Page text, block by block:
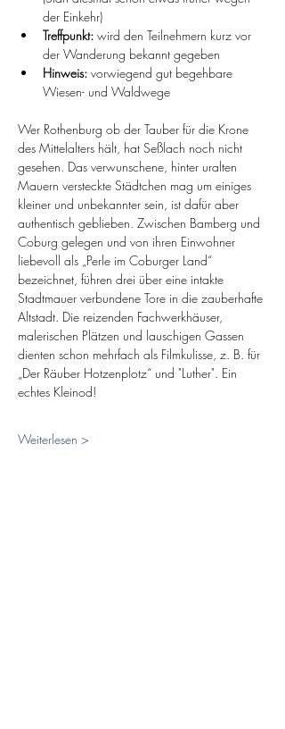
der Einkehr)
Treffpunkt: wird den Teilnehmern kurz vor
der Wanderung bekannt gegeben
Hinweis: vorwiegend gut begehbare
Wiesen- und Waldwege
Wer Rothenburg ob der Tauber für die Krone
des Mittelalters hält, hat Seßlach noch nicht
gesehen. Das verwunschene, hinter uralten
Mauern versteckte Städtchen mag um einiges
kleiner und unbekannter sein, ist dafür aber
authentisch geblieben. Zwischen Bamberg und
Coburg gelegen und von ihren Einwohner
liebevoll als „Perle im Coburger Land“
bezeichnet, führen drei über eine intakte
Stadtmauer verbundene Tore in die zauberhafte
Altstadt. Die reizenden Fachwerkhäuser,
malerischen Plätzen und lauschigen Gassen
dienten schon mehrfach als Filmkulisse, z. B. für
„Der Räuber Hotzenplotz“ und "Luther". Ein
echtes Kleinod!
Weiterlesen >